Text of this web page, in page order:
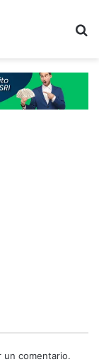
un comentario.